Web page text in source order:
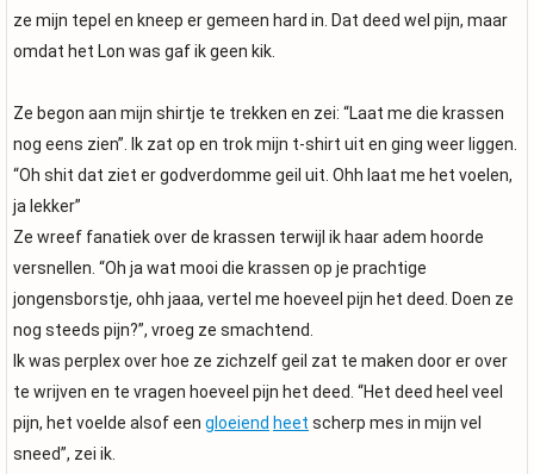
ze mijn tepel en kneep er gemeen hard in. Dat deed wel pijn, maar
omdat het Lon was gaf ik geen kik.
Ze begon aan mijn shirtje te trekken en zei: “Laat me die krassen
nog eens zien”. Ik zat op en trok mijn t-shirt uit en ging weer liggen.
“Oh shit dat ziet er godverdomme geil uit. Ohh laat me het voelen,
ja lekker”
Ze wreef fanatiek over de krassen terwijl ik haar adem hoorde
versnellen. “Oh ja wat mooi die krassen op je prachtige
jongensborstje, ohh jaaa, vertel me hoeveel pijn het deed. Doen ze
nog steeds pijn?”, vroeg ze smachtend.
Ik was perplex over hoe ze zichzelf geil zat te maken door er over
te wrijven en te vragen hoeveel pijn het deed. “Het deed heel veel
pijn, het voelde alsof een gloeiend heet scherp mes in mijn vel
sneed”, zei ik.